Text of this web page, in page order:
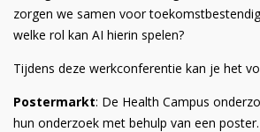
zorgen we samen voor
welke rol kan AI hierin spelen?
Tijdens deze werkconferentie kan je het
Postermarkt: De Health Campus
hun onderzoek met behulp van een